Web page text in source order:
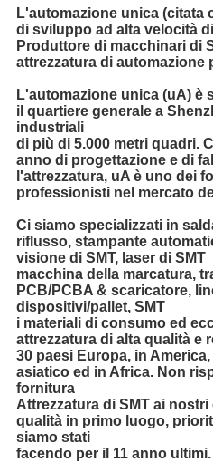
L'automazione unica (citata
di sviluppo ad alta velocità
Produttore di macchinari di
attrezzatura di automazione
L'automazione unica (uA) è
il quartiere generale a
industriali
di più di 5.000 metri quadri.
anno di progettazione e di
l'attrezzatura, uA è uno dei
professionisti nel mercato
Ci siamo specializzati in
riflusso, stampante
visione di SMT, laser di SMT
macchina della marcatura,
PCB/PCBA & scaricatore,
dispositivi/pallet, SMT
i materiali di consumo ed
attrezzatura di alta qualità e
30 paesi Europa, in
asiatico ed in Africa. Non
fornitura
Attrezzatura di SMT ai
qualità in primo luogo,
siamo stati
facendo per il 11 anno ultimi.